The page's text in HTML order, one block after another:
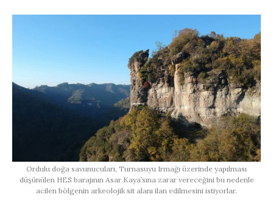
Ordulu doğa savunucuları, Turnasuyu Irmağı üzerinde yapılması
düşünülen HES barajının Asar Kaya’sına zarar vereceğini bu nedenle
acilen bölgenin arkeolojik sit alanı ilan edilmesini istiyorlar.